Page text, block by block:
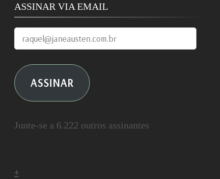
ASSINAR VIA EMAIL
raquel@janeausten.com.br
ASSINAR
Junte-se a 6.222 outros assinantes
+